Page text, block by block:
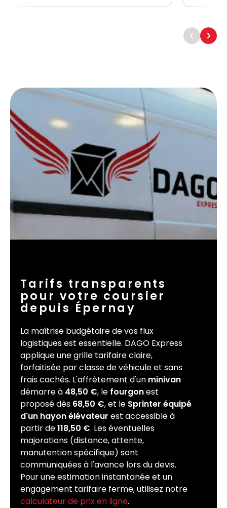
Tarifs transparents
pour votre coursier
depuis Épernay
La maîtrise budgétaire de vos flux
logistiques est essentielle. DAGO Express
applique une grille tarifaire claire,
forfaitisée par classe de véhicule et sans
frais cachés. L'affrètement d'un minivan
démarre à 48,50 €, le fourgonest
proposé dès 68,50 €, et le Sprinter équipé
d'un hayon élévateur est accessible à
partir de118,50 €. Les éventuelles
majorations (distance, attente,
manutention spécifique) sont
communiquées à l'avance lors du devis.
Pour une estimation instantanée et un
engagement tarifaire ferme, utilisez notre
calculateur de prix en ligne.